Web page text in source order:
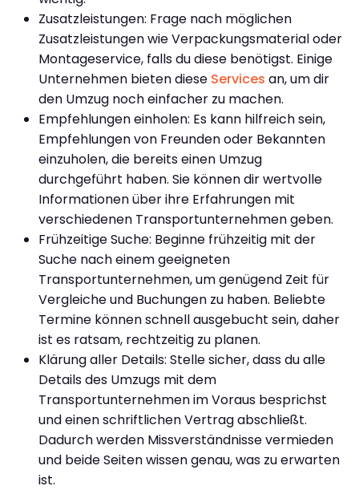
Zusatzleistungen: Frage nach möglichen
Zusatzleistungen wie Verpackungsmaterial oder
Montageservice, falls du diese benötigst. Einige
Unternehmen bieten diese Services an, um dir
den Umzug noch einfacher zu machen.
Empfehlungen einholen: Es kann hilfreich sein,
Empfehlungen von Freunden oder Bekannten
einzuholen, die bereits einen Umzug
durchgeführt haben. Sie können dir wertvolle
Informationen über ihre Erfahrungen mit
verschiedenen Transportunternehmen geben.
Frühzeitige Suche: Beginne frühzeitig mit der
Suche nach einem geeigneten
Transportunternehmen, um genügend Zeit für
Vergleiche und Buchungen zu haben. Beliebte
Termine können schnell ausgebucht sein, daher
ist es ratsam, rechtzeitig zu planen.
Klärung aller Details: Stelle sicher, dass du alle
Details des Umzugs mit dem
Transportunternehmen im Voraus besprichst
und einen schriftlichen Vertrag abschließt.
Dadurch werden Missverständnisse vermieden
und beide Seiten wissen genau, was zu erwarten
ist.